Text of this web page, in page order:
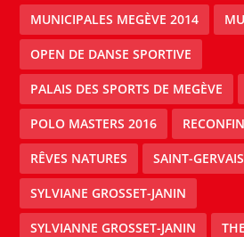
MUNICIPALES MEGÈVE 2014
OPEN DE DANSE SPORTIVE
PALAIS DES SPORTS DE MEGÈVE
POLO MASTERS 2016
RÊVES NATURES SAINT-GERVAIS
SYLVIANE GROSSET-JANIN
SYLVIANNE GROSSET-JANIN